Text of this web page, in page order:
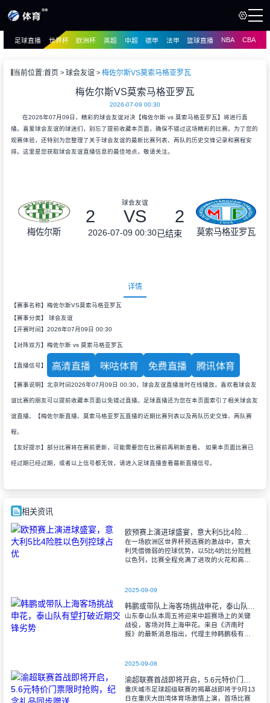
播
足球直播 世界杯 欧洲杯 英超 中超 德甲 法甲 篮球直播 NBA CBA
当前位置:首页 球会友谊 梅佐尔斯VS莫索马格亚罗瓦
梅佐尔斯VS莫索马格亚罗瓦
2026-07-09 00:30
在2026年07月09日，精彩的球会友谊对决【梅佐尔斯 vs 莫索马格亚罗瓦】将进行直
播。喜爱球会友谊的球迷们，别忘了提前收藏本页面，确保不错过这场精彩的比赛。为了您的
观赛体验，还特别为您整理了关于球会友谊的最新比赛列表、两队的历史交锋记录和赛程安
排。这里是您获取球会友谊直播信息的最佳地点，敬请关注。
梅佐尔斯
球会友谊
2 VS 2
2026-07-09 00:30已结束 莫索马格亚罗瓦
详情
【赛事名称】梅佐尔斯VS莫索马格亚罗瓦
【赛事分类】 球会友谊
【开赛时间】2026年07月09日 00:30
【对阵双方】梅佐尔斯 vs 莫索马格亚罗瓦
【直播信号】 高清直播 咪咕体育 免费直播 腾讯体育
【赛事说明】北京时间2026年07月09日 00:30，球会友谊直播准时在线播放，喜欢看球会友
谊比赛的朋友可以提前收藏本页面以免错过直播。足球直播还为您在本页面索引了相关球会友
谊直播、【梅佐尔斯直播、莫索马格亚罗瓦直播的近期比赛列表以及两队历史交锋、两队赛
程。
【友好提示】部分比赛将在赛前更新，可能需要您在比赛前再刷新查看。 如果本页面比赛已
经过期已经过期，或者以上信号都无效，请进入足球直播查看最新直播信号。
相关资讯
欧预赛上演进球盛宴，意大利5比4险胜以色列控球占优
在一场欧洲区世界杯预选赛的激战中，意大
利凭借微弱的控球优势，以5比4的比分险胜
以色列，比赛全程充满了进攻的火花和高效
2025-09-09
山东泰山队本周五将迎来中超赛场上的关键
战役，客场对阵上海申花。来自《济南时
报》的最新消息指出，代理主帅韩鹏极有可
验。
2025-09-08
渝超联赛首战即将开启，5.6元特价门票限时抢购，纪念礼品同步赠送
重庆城市足球超级联赛的揭幕战即将于9月13
日在重庆大田湾体育场激情上演，首场比赛